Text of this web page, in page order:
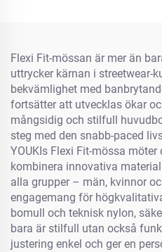
Flexi Fit-mössan är mer än
uttrycker kärnan i streetwear-
bekvämlighet med
fortsätter att utvecklas ökar
mångsidig och stilfull
steg med den snabb-paced
YOUKIs Flexi Fit-mössa
kombinera innovativa
alla grupper – män, kvinnor
engagemang för
bomull och teknisk nylon,
bara är stilfull utan också
justering enkel och ger en